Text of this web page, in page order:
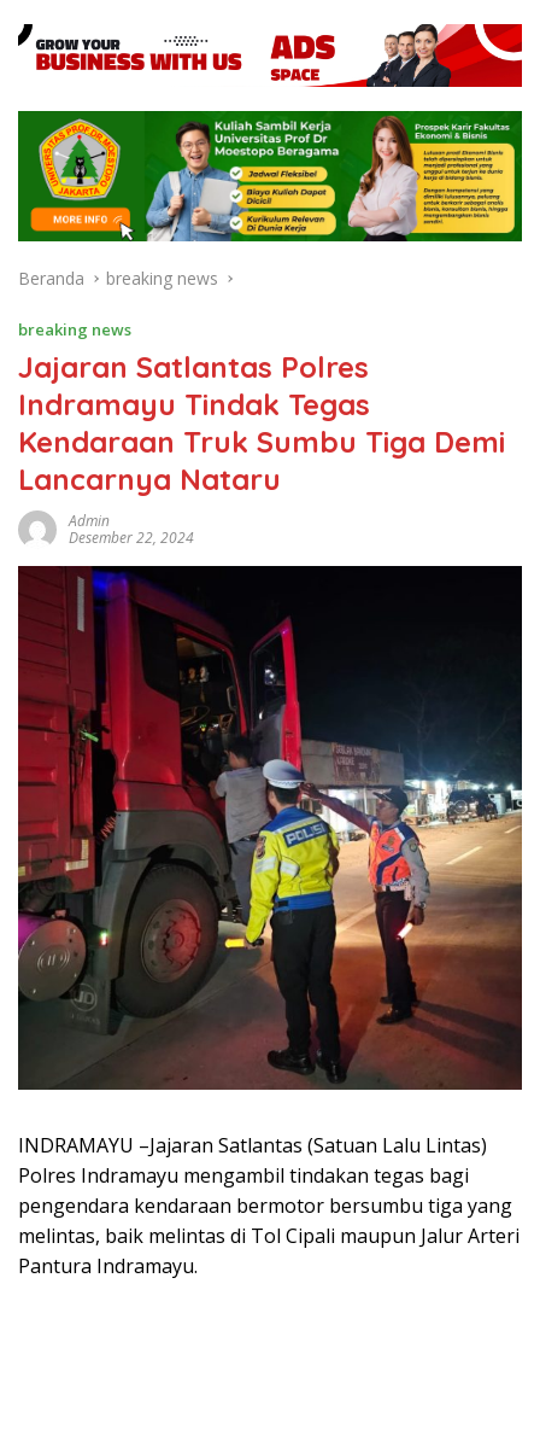
Beranda breaking news
breaking news
Jajaran Satlantas Polres
Indramayu Tindak Tegas
Kendaraan Truk Sumbu Tiga Demi
Lancarnya Nataru
Admin
Desember 22, 2024
INDRAMAYU –Jajaran Satlantas (Satuan Lalu Lintas)
Polres Indramayu mengambil tindakan tegas bagi
pengendara kendaraan bermotor bersumbu tiga yang
melintas, baik melintas di Tol Cipali maupun Jalur Arteri
Pantura Indramayu.